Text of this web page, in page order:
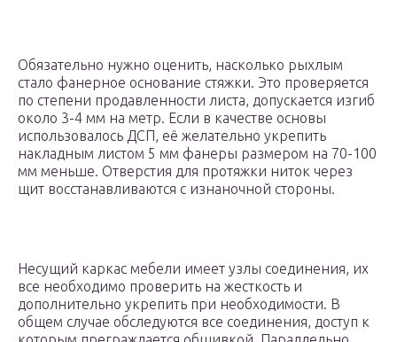
Обязательно нужно оценить, насколько рыхлым
стало фанерное основание стяжки. Это проверяется
по степени продавленности листа, допускается изгиб
около 3-4 мм на метр. Если в качестве основы
использовалось ДСП, её желательно укрепить
накладным листом 5 мм фанеры размером на 70-100
мм меньше. Отверстия для протяжки ниток через
щит восстанавливаются с изнаночной стороны.
Несущий каркас мебели имеет узлы соединения, их
все необходимо проверить на жесткость и
дополнительно укрепить при необходимости. В
общем случае обследуются все соединения, доступ к